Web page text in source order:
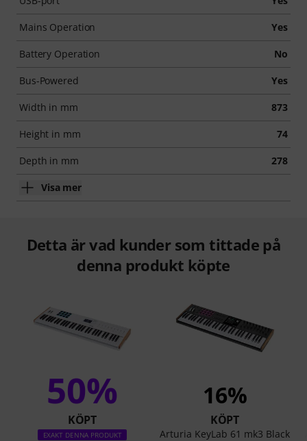
Mains Operation Yes
Battery Operation No
Bus-Powered Yes
Width in mm 873
Height in mm 74
Depth in mm 278
Visa mer
Detta är vad kunder som tittade på
denna produkt köpte
50%
KÖPT
EXAKT DENNA PRODUKT
16%
KÖPT
Arturia KeyLab 61 mk3 Black